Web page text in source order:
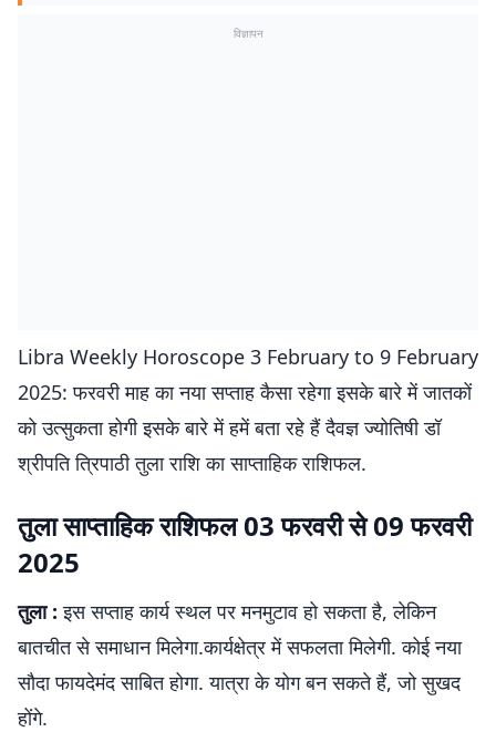
विज्ञापन
Libra Weekly Horoscope 3 February to 9 February
2025: फरवरी माह का नया सप्ताह कैसा रहेगा इसके बारे में जातकों
को उत्सुकता होगी इसके बारे में हमें बता रहे हैं दैवज्ञ ज्‍योतिषी डॉ
श्रीपति त्रिपाठी तुला राशि का साप्ताहिक राशिफल.
तुला साप्ताहिक राशिफल 03 फरवरी से 09 फरवरी
2025
तुला :इस सप्ताह कार्य स्थल पर मनमुटाव हो सकता है, लेकिन
बातचीत से समाधान मिलेगा.कार्यक्षेत्र में सफलता मिलेगी. कोई नया
सौदा फायदेमंद साबित होगा. यात्रा के योग बन सकते हैं, जो सुखद
होंगे.